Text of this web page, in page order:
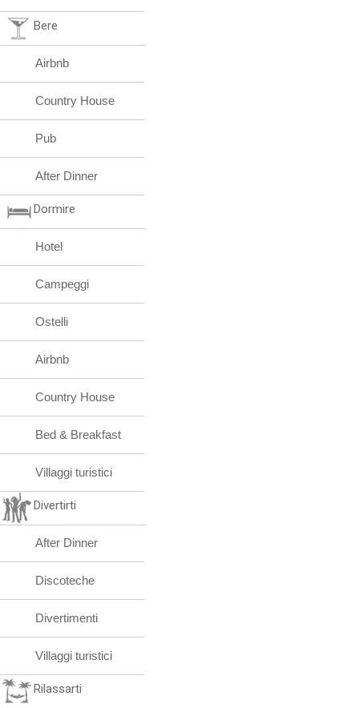
Bere
Airbnb
Country House
Pub
After Dinner
Dormire
Hotel
Campeggi
Ostelli
Airbnb
Country House
Bed & Breakfast
Villaggi turistici
Divertirti
After Dinner
Discoteche
Divertimenti
Villaggi turistici
Rilassarti